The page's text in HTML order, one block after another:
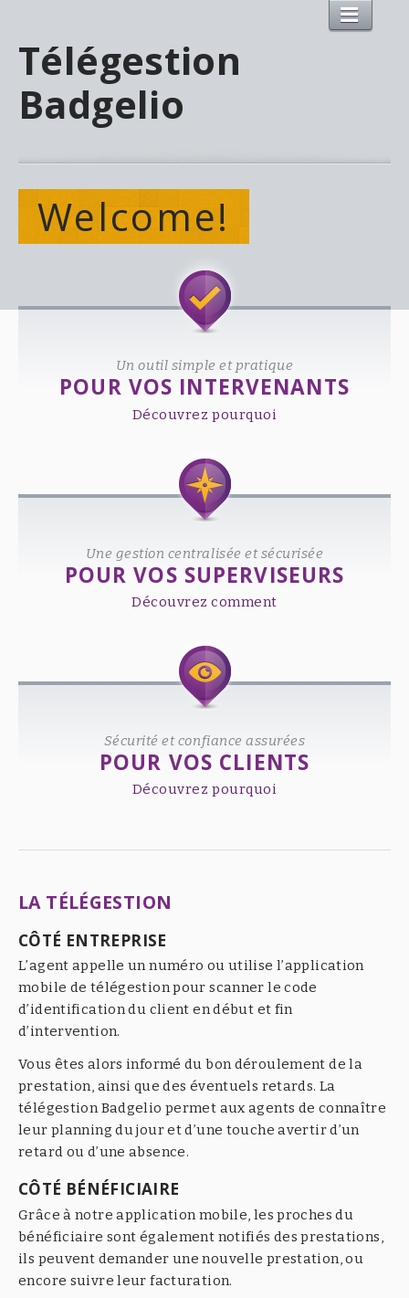
Télégestion
Badgelio
Welcome!
Un outil simple et pratique
POUR VOS INTERVENANTS
Découvrez pourquoi
Une gestion centralisée et sécurisée
POUR VOS SUPERVISEURS
Découvrez comment
Sécurité et confiance assurées
POUR VOS CLIENTS
Découvrez pourquoi
LA TÉLÉGESTION
CÔTÉ ENTREPRISE
L’agent appelle un numéro ou utilise l’application
mobile de télégestion pour scanner le code
d’identification du client en début et fin
d’intervention.
Vous êtes alors informé du bon déroulement de la
prestation, ainsi que des éventuels retards. La
télégestion Badgelio permet aux agents de connaître
leur planning du jour et d’une touche avertir d’un
retard ou d’une absence.
CÔTÉ BÉNÉFICIAIRE
Grâce à notre application mobile, les proches du
bénéficiaire sont également notifiés des prestations,
ils peuvent demander une nouvelle prestation, ou
encore suivre leur facturation.